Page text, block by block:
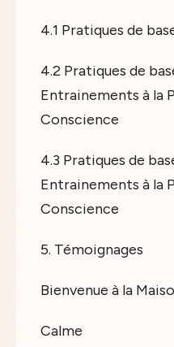
4.1 Pratiques de
4.2 Pratiques de
Entrainements à la
Conscience
4.3 Pratiques de
Entrainements à la
Conscience
5. Témoignages
Bienvenue à la
Calme